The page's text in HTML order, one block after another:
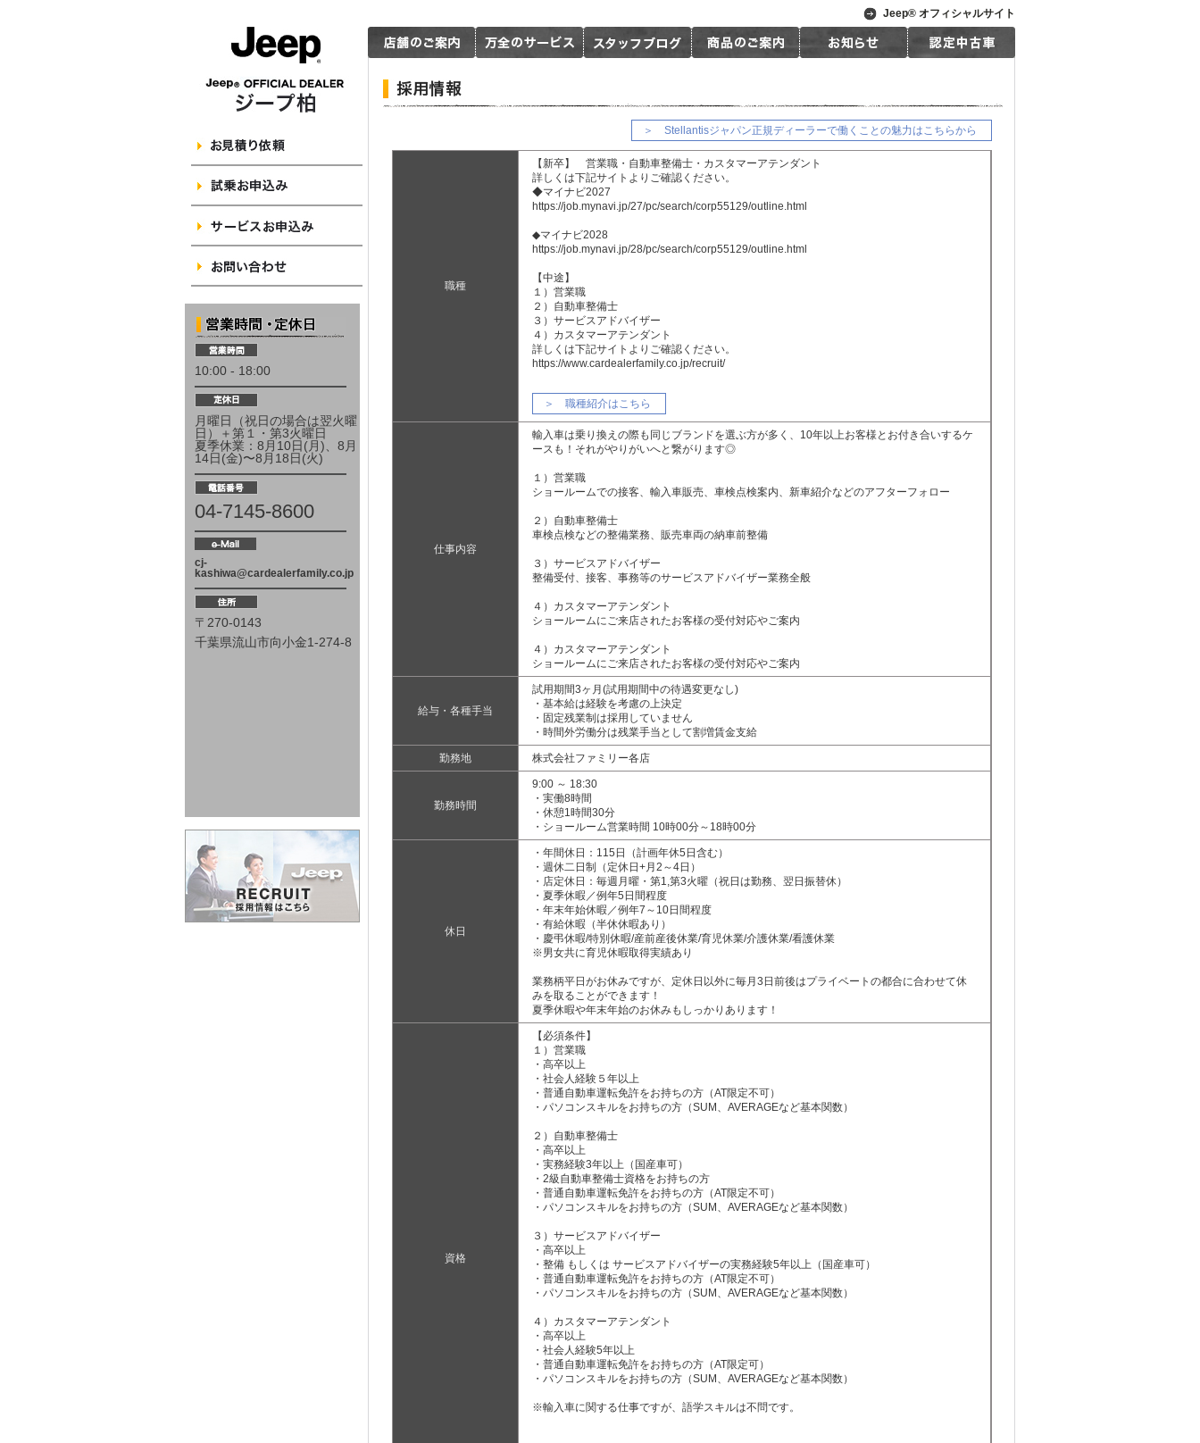
10:00 - 18:00
月曜日（祝日の場合は翌火曜
日）＋第１・第3火曜日
夏季休業：8月10日(月)、8月
14日(金)〜8月18日(火)
04-7145-8600
cj-
kashiwa@cardealerfamily.co.jp
〒270-0143
千葉県流山市向小金1-274-8
Jeep® オフィシャルサイト
＞ Stellantisジャパン正規ディーラーで働くことの魅力はこちらから
職種
【新卒】 営業職・自動車整備士・カスタマーアテンダント
詳しくは下記サイトよりご確認ください。
◆マイナビ2027
https://job.mynavi.jp/27/pc/search/corp55129/outline.html
◆マイナビ2028
https://job.mynavi.jp/28/pc/search/corp55129/outline.html
【中途】
１）営業職
２）自動車整備士
３）サービスアドバイザー
４）カスタマーアテンダント
詳しくは下記サイトよりご確認ください。
https://www.cardealerfamily.co.jp/recruit/
＞ 職種紹介はこちら
仕事内容
輸入車は乗り換えの際も同じブランドを選ぶ方が多く、10年以上お客様とお付き合いするケ
ースも！それがやりがいへと繋がります◎
１）営業職
ショールームでの接客、輸入車販売、車検点検案内、新車紹介などのアフターフォロー
２）自動車整備士
車検点検などの整備業務、販売車両の納車前整備
３）サービスアドバイザー
整備受付、接客、事務等のサービスアドバイザー業務全般
４）カスタマーアテンダント
ショールームにご来店されたお客様の受付対応やご案内
４）カスタマーアテンダント
ショールームにご来店されたお客様の受付対応やご案内
給与・各種手当
試用期間3ヶ月(試用期間中の待遇変更なし)
・基本給は経験を考慮の上決定
・固定残業制は採用していません
・時間外労働分は残業手当として割増賃金支給
勤務地 株式会社ファミリー各店
勤務時間
9:00 ～ 18:30
・実働8時間
・休憩1時間30分
・ショールーム営業時間 10時00分～18時00分
休日
・年間休日：115日（計画年休5日含む）
・週休二日制（定休日+月2～4日）
・店定休日：毎週月曜・第1,第3火曜（祝日は勤務、翌日振替休）
・夏季休暇／例年5日間程度
・年末年始休暇／例年7～10日間程度
・有給休暇（半休休暇あり）
・慶弔休暇/特別休暇/産前産後休業/育児休業/介護休業/看護休業
※男女共に育児休暇取得実績あり
業務柄平日がお休みですが、定休日以外に毎月3日前後はプライベートの都合に合わせて休
みを取ることができます！
夏季休暇や年末年始のお休みもしっかりあります！
資格
【必須条件】
１）営業職
・高卒以上
・社会人経験５年以上
・普通自動車運転免許をお持ちの方（AT限定不可）
・パソコンスキルをお持ちの方（SUM、AVERAGEなど基本関数）
２）自動車整備士
・高卒以上
・実務経験3年以上（国産車可）
・2級自動車整備士資格をお持ちの方
・普通自動車運転免許をお持ちの方（AT限定不可）
・パソコンスキルをお持ちの方（SUM、AVERAGEなど基本関数）
３）サービスアドバイザー
・高卒以上
・整備 もしくは サービスアドバイザーの実務経験5年以上（国産車可）
・普通自動車運転免許をお持ちの方（AT限定不可）
・パソコンスキルをお持ちの方（SUM、AVERAGEなど基本関数）
４）カスタマーアテンダント
・高卒以上
・社会人経験5年以上
・普通自動車運転免許をお持ちの方（AT限定可）
・パソコンスキルをお持ちの方（SUM、AVERAGEなど基本関数）
※輸入車に関する仕事ですが、語学スキルは不問です。